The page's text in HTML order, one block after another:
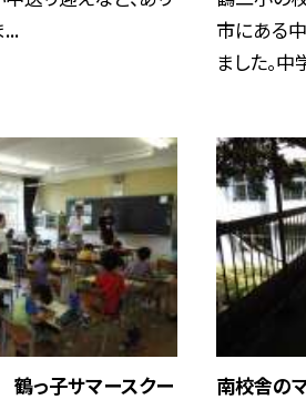
市にある
ました。
っ子サマースクー
南校舎の